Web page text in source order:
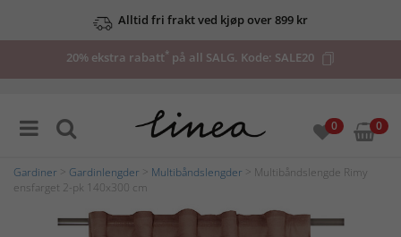
Alltid fri frakt ved kjøp over 899 kr
20% ekstra rabatt* på all SALG. Kode: SALE20
0 0
Gardiner Gardinlengder Multibåndslengder > Multibåndslengde Rimy
ensfarget 2-pk 140x300 cm